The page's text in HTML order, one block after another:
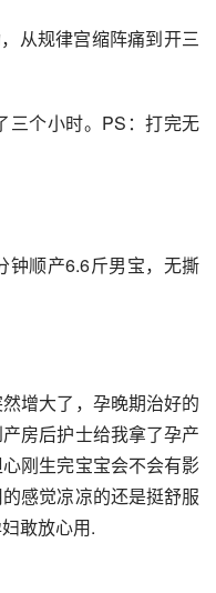
从规律宫缩阵痛到开三
三个小时。PS：打完无
钟顺产6.6斤男宝，无撕
增大了，孕晚期治好的
房后护士给我拿了孕产
刚生完宝宝会不会有影
感觉凉凉的还是挺舒服
敢放心用.